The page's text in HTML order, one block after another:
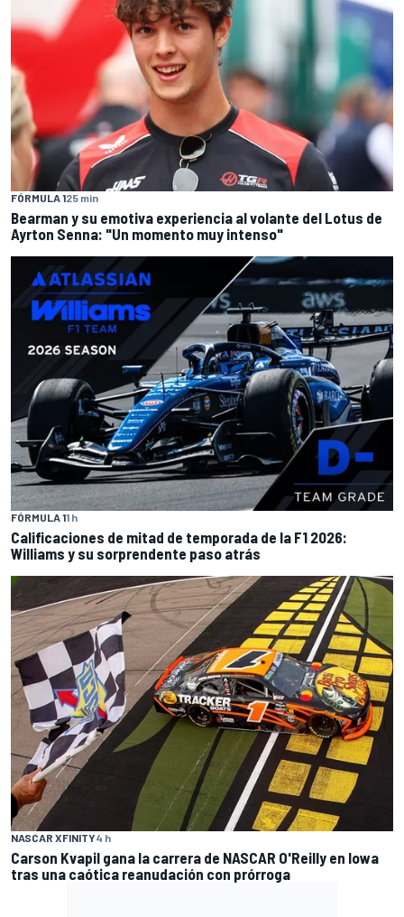
FÓRMULA 125 min
Bearman y su emotiva experiencia al volante del Lotus de
Ayrton Senna: "Un momento muy intenso"
FÓRMULA 11 h
Calificaciones de mitad de temporada de la F1 2026:
Williams y su sorprendente paso atrás
NASCAR XFINITY4 h
Carson Kvapil gana la carrera de NASCAR O'Reilly en Iowa
tras una caótica reanudación con prórroga